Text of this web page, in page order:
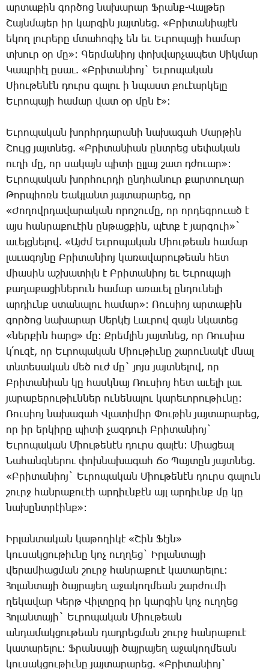
արտաքին գործոց նախարար Ֆրանք-Վալթեր
Շայնմայեր իր կարգին յայտնեց. «Բրիտանիայէն
եկող լուրերը մտահոգիչ են եւ Եւրոպայի համար
տխուր օր մը»: Գերմանիոյ փոխվարչապետ Սիկմար
Կապրիէլ ըսաւ. «Բրիտանիոյ` Եւրոպական
Միութենէն դուրս գալու ի նպաստ քուէարկելը
Եւրոպայի համար վատ օր մըն է»:
Եւրոպական խորհրդարանի նախագահ Մարթին
Շուլց յայտնեց. «Բրիտանիան ընտրեց սեփական
ուղի մը, որ սակայն պիտի ըլլայ շատ դժուար»:
Եւրոպական խորհուրդի ընդհանուր քարտուղար
Թորպիոռն Եակլանտ յայտարարեց, որ
«Ժողովրդավարական որոշումը, որ որդեգրուած է
այս հանրաքուէին ընթացքին, պէտք է յարգուի»`
աւելցնելով. «Այժմ Եւրոպական Միութեան համար
լաւագոյնը Բրիտանիոյ կառավարութեան հետ
միասին աշխատիլն է Բրիտանիոյ եւ Եւրոպայի
քաղաքացիներուն համար առաւել ընդունելի
արդիւնք ստանալու համար»: Ռուսիոյ արտաքին
գործոց նախարար Սերկէյ Լաւրով զայն նկատեց
«ներքին հարց» մը: Քրեմլին յայտնեց, որ Ռուսիա
կ՛ուզէ, որ Եւրոպական Միութիւնը շարունակէ մնալ
տնտեսական մեծ ուժ մը` յոյս յայտնելով, որ
Բրիտանիան կը հասկնայ Ռուսիոյ հետ աւելի լաւ
յարաբերութիւններ ունենալու կարեւորութիւնը:
Ռուսիոյ նախագահ Վլատիմիր Փութին յայտարարեց,
որ իր երկիրը պիտի չազդուի Բրիտանիոյ`
Եւրոպական Միութենէն դուրս գալէն: Միացեալ
Նահանգներու փոխնախագահ Ճօ Պայտըն յայտնեց.
«Բրիտանիոյ` Եւրոպական Միութենէն դուրս գալուն
շուրջ հանրաքուէի արդիւնքէն այլ արդիւնք մը կը
նախընտրէինք»:
Իրլանտական կաթողիկէ «Շին Ֆէյն»
կուսակցութիւնը կոչ ուղղեց` Իրլանտայի
վերամիացման շուրջ հանրաքուէ կատարելու:
Հոլանտայի ծայրայեղ աջակողմեան շարժումի
ղեկավար Կերթ Վիլտըրզ իր կարգին կոչ ուղղեց
Հոլանտայի` Եւրոպական Միութեան
անդամակցութեան դադրեցման շուրջ հանրաքուէ
կատարելու: Ֆրանսայի ծայրայեղ աջակողմեան
կուսակցութիւնը յայտարարեց. «Բրիտանիոյ`